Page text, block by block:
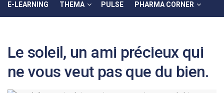
E-LEARNING THEMA PULSE PHARMA CORNER
Le soleil, un ami précieux qui
ne vous veut pas que du bien.